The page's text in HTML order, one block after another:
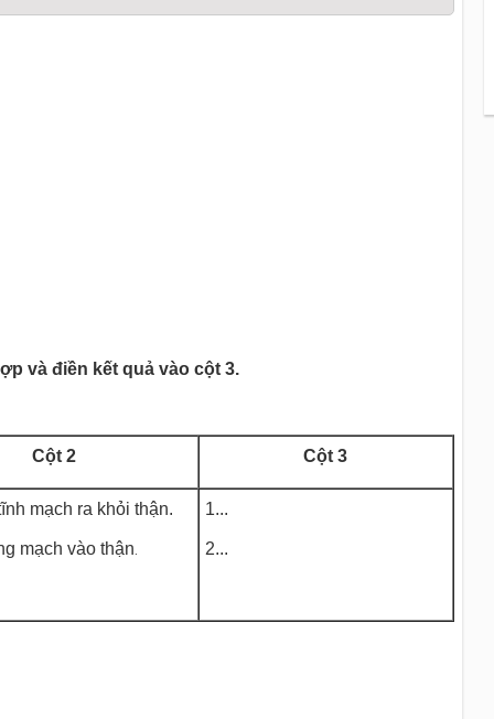
và điền kết quả vào cột 3.
Cột 2 Cột 3
mạch ra khỏi thận.
mạch vào thận.
1...
2...